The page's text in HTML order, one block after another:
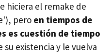
hiciera el remake de
pero en tiempos de
es cuestión de tiempo
su existencia y le vuelva